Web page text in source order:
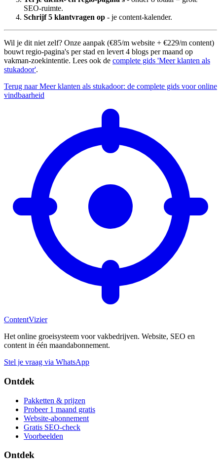
SEO-ruimte.
Schrijf 5 klantvragen op - je content-kalender.
Wil je dit niet zelf? Onze aanpak (€85/m website + €229/m content)
bouwt regio-pagina's per stad en levert 4 blogs per maand op
vakman-zoekintentie. Lees ook de complete gids 'Meer klanten als
stukadoor'.
Terug naar Meer klanten als stukadoor: de complete gids voor online
vindbaarheid
ContentVizier
Het online groeisysteem voor vakbedrijven. Website, SEO en
content in één maandabonnement.
Stel je vraag via WhatsApp
Ontdek
Pakketten & prijzen
Probeer 1 maand gratis
Website-abonnement
Gratis SEO-check
Voorbeelden
Ontdek